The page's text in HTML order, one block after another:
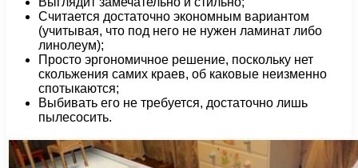
Считается достаточно экономным вариантом
(учитывая, что под него не нужен ламинат либо
линолеум);
Просто эргономичное решение, поскольку нет
скольжения самих краев, об каковые неизменно
спотыкаются;
Выбивать его не требуется, достаточно лишь
пылесосить.